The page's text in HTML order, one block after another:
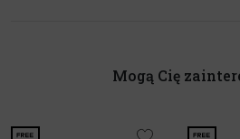
Mogą Cię